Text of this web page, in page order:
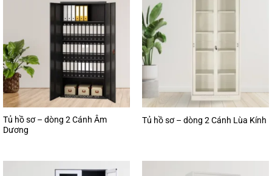
Tủ hồ sơ – dòng 2 Cánh Âm
Dương
Tủ hồ sơ – dòng 2 Cánh Lùa Kính